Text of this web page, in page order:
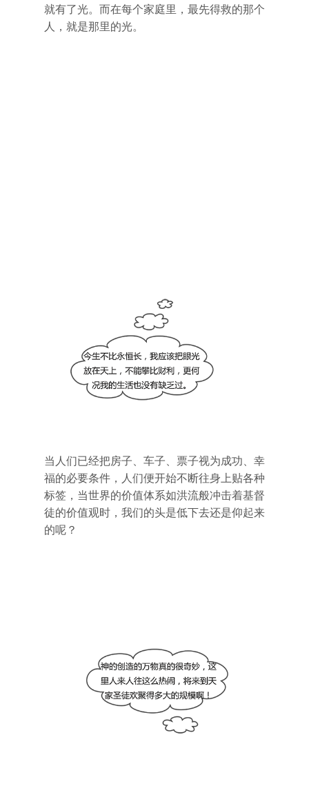
就有了光。而在每个家庭里，最先得救的那个
人，就是那里的光。
当人们已经把房子、车子、票子视为成功、幸
福的必要条件，人们便开始不断往身上贴各种
标签，当世界的价值体系如洪流般冲击着基督
徒的价值观时，我们的头是低下去还是仰起来
的呢？